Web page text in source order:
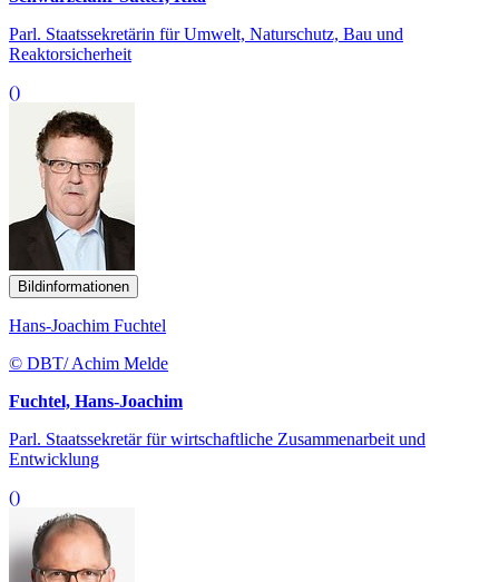
Parl. Staatssekretärin für Umwelt, Naturschutz, Bau und
Reaktorsicherheit
()
Bildinformationen
Hans-Joachim Fuchtel
© DBT/ Achim Melde
Fuchtel, Hans-Joachim
Parl. Staatssekretär für wirtschaftliche Zusammenarbeit und
Entwicklung
()